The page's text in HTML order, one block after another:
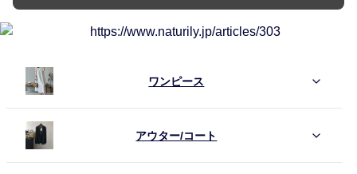
ワンピース
アウター/コート